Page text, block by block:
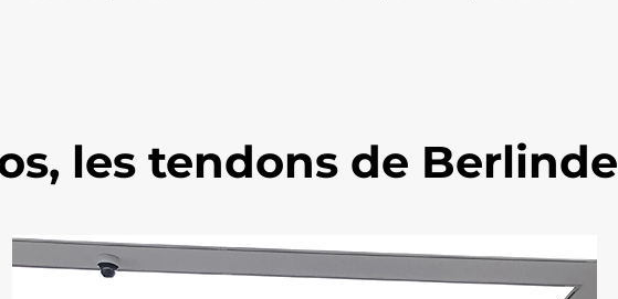
les tendons de Berlinde